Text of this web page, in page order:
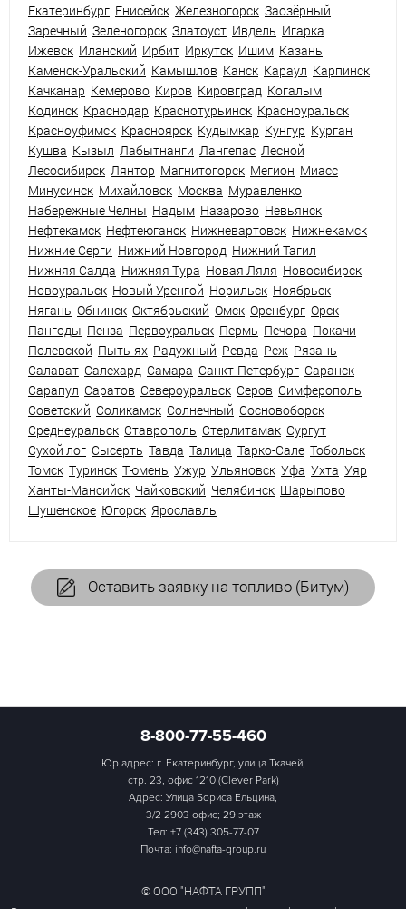
Екатеринбург Енисейск Железногорск Заозёрный
Заречный Зеленогорск Златоуст Ивдель Игарка
Ижевск Иланский Ирбит Иркутск Ишим Казань
Каменск-Уральский Камышлов Канск Караул Карпинск
Качканар Кемерово Киров Кировград Когалым
Кодинск Краснодар Краснотурьинск Красноуральск
Красноуфимск Красноярск Кудымкар Кунгур Курган
Кушва Кызыл Лабытнанги Лангепас Лесной
Лесосибирск Лянтор Магнитогорск Мегион Миасс
Минусинск Михайловск Москва Муравленко
Набережные Челны Надым Назарово Невьянск
Нефтекамск Нефтеюганск Нижневартовск Нижнекамск
Нижние Серги Нижний Новгород Нижний Тагил
Нижняя Салда Нижняя Тура Новая Ляля Новосибирск
Новоуральск Новый Уренгой Норильск Ноябрьск
Нягань Обнинск Октябрьский Омск Оренбург Орск
Пангоды Пенза Первоуральск Пермь Печора Покачи
Полевской Пыть-ях Радужный Ревда Реж Рязань
Салават Салехард Самара Санкт-Петербург Саранск
Сарапул Саратов Североуральск Серов Симферополь
Советский Соликамск Солнечный Сосновоборск
Среднеуральск Ставрополь Стерлитамак Сургут
Сухой лог Сысерть Тавда Талица Тарко-Сале Тобольск
Томск Туринск Тюмень Ужур Ульяновск Уфа Ухта Уяр
Ханты-Мансийск Чайковский Челябинск Шарыпово
Шушенское Югорск Ярославль
Оставить заявку на топливо (Битум)
8-800-77-55-460
Юр.адрес: г. Екатеринбург, улица Ткачей,
стр. 23, офис 1210 (Clever Park)
Адрес: Улица Бориса Ельцина,
3/2 2903 офис; 29 этаж
Тел: +7 (343) 305-77-07
Почта: info@nafta-group.ru
© ООО "НАФТА ГРУПП"